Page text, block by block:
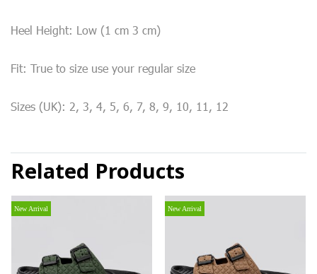
Heel Height: Low (1 cm 3 cm)
Fit: True to size use your regular size
Sizes (UK): 2, 3, 4, 5, 6, 7, 8, 9, 10, 11, 12
Related Products
New Arrival New Arrival